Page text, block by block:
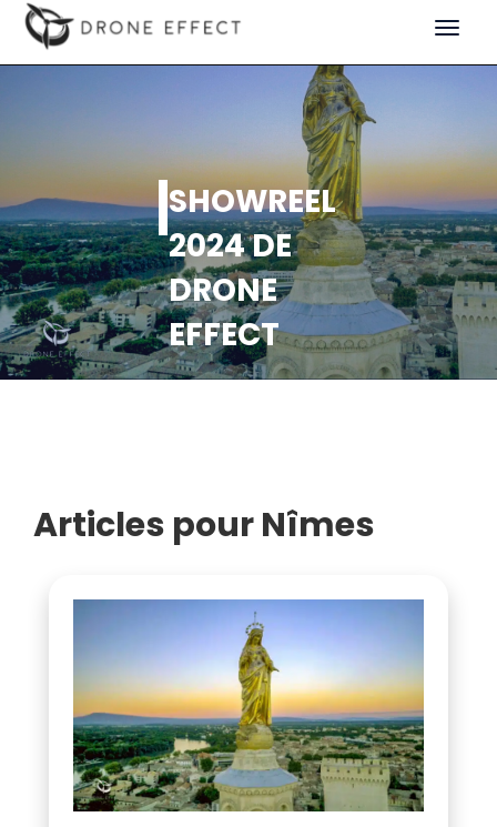
Toggle
SHOWREEL
2024 DE
DRONE
EFFECT
Articles pour Nîmes